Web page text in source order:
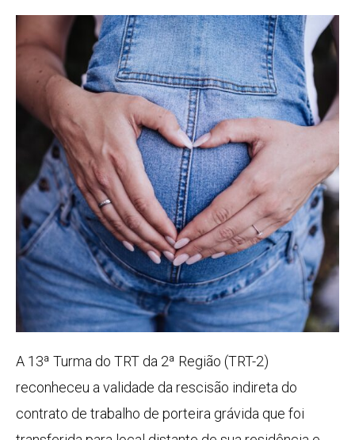
A 13ª Turma do TRT da 2ª Região (TRT-2)
reconheceu a validade da rescisão indireta do
contrato de trabalho de porteira grávida que foi